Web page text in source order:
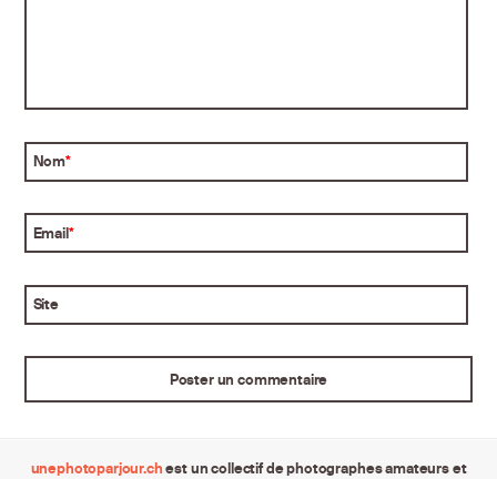
Nom*
Email*
Site
unephotoparjour.chest un collectif de photographes amateurs et